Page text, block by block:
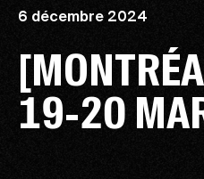
6 décembre 2024
19-20